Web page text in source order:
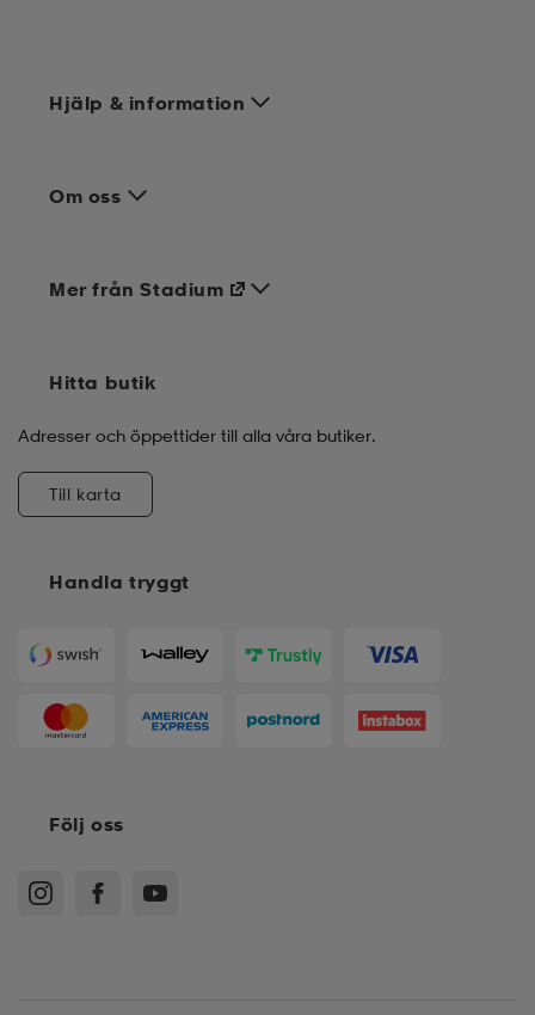
Hjälp & information
Om oss
Handla tryggt
Mer från Stadium
Hitta butik
Adresser och öppettider till alla våra butiker.
Till karta
Följ oss